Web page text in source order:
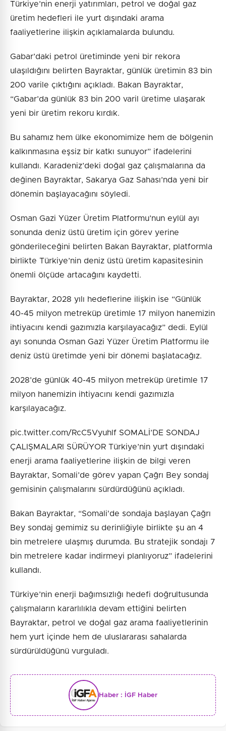
Türkiye’nin enerji yatırımları, petrol ve doğal gaz
üretim hedefleri ile yurt dışındaki arama
faaliyetlerine ilişkin açıklamalarda bulundu.
Gabar’daki petrol üretiminde yeni bir rekora
ulaşıldığını belirten Bayraktar, günlük üretimin 83 bin
200 varile çıktığını açıkladı. Bakan Bayraktar,
“Gabar’da günlük 83 bin 200 varil üretime ulaşarak
yeni bir üretim rekoru kırdık.
Bu sahamız hem ülke ekonomimize hem de bölgenin
kalkınmasına eşsiz bir katkı sunuyor” ifadelerini
kullandı. Karadeniz’deki doğal gaz çalışmalarına da
değinen Bayraktar, Sakarya Gaz Sahası’nda yeni bir
dönemin başlayacağını söyledi.
Osman Gazi Yüzer Üretim Platformu’nun eylül ayı
sonunda deniz üstü üretim için görev yerine
gönderileceğini belirten Bakan Bayraktar, platformla
birlikte Türkiye’nin deniz üstü üretim kapasitesinin
önemli ölçüde artacağını kaydetti.
Bayraktar, 2028 yılı hedeflerine ilişkin ise “Günlük
40-45 milyon metreküp üretimle 17 milyon hanemizin
ihtiyacını kendi gazımızla karşılayacağız” dedi. Eylül
ayı sonunda Osman Gazi Yüzer Üretim Platformu ile
deniz üstü üretimde yeni bir dönemi başlatacağız.
2028’de günlük 40-45 milyon metreküp üretimle 17
milyon hanemizin ihtiyacını kendi gazımızla
karşılayacağız.
pic.twitter.com/RcC5Vyuhlf SOMALİ’DE SONDAJ
ÇALIŞMALARI SÜRÜYOR Türkiye’nin yurt dışındaki
enerji arama faaliyetlerine ilişkin de bilgi veren
Bayraktar, Somali’de görev yapan Çağrı Bey sondaj
gemisinin çalışmalarını sürdürdüğünü açıkladı.
Bakan Bayraktar, “Somali'de sondaja başlayan Çağrı
Bey sondaj gemimiz su derinliğiyle birlikte şu an 4
bin metrelere ulaşmış durumda. Bu stratejik sondajı 7
bin metrelere kadar indirmeyi planlıyoruz” ifadelerini
kullandı.
Türkiye’nin enerji bağımsızlığı hedefi doğrultusunda
çalışmaların kararlılıkla devam ettiğini belirten
Bayraktar, petrol ve doğal gaz arama faaliyetlerinin
hem yurt içinde hem de uluslararası sahalarda
sürdürüldüğünü vurguladı.
Haber : İGF Haber